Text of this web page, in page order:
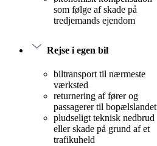
som følge af skade på
tredjemands ejendom
Rejse i egen bil
biltransport til nærmeste
værksted
returnering af fører og
passagerer til bopælslandet
pludseligt teknisk nedbrud
eller skade på grund af et
trafikuheld